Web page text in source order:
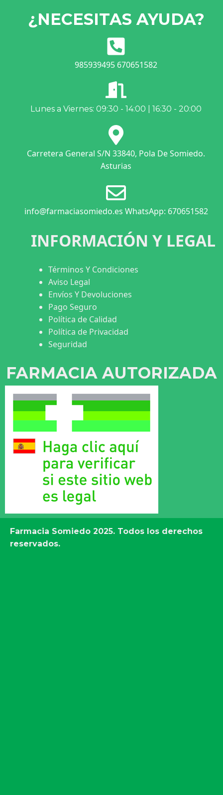
¿NECESITAS AYUDA?
985939495 670651582
Lunes a Viernes: 09:30 - 14:00 | 16:30 - 20:00
Carretera General S/N 33840, Pola De Somiedo.
Asturias
info@farmaciasomiedo.es WhatsApp: 670651582
INFORMACIÓN Y LEGAL
Términos Y Condiciones
Aviso Legal
Envíos Y Devoluciones
Pago Seguro
Política de Calidad
Política de Privacidad
Seguridad
FARMACIA AUTORIZADA
Farmacia Somiedo 2025. Todos los derechos
reservados.